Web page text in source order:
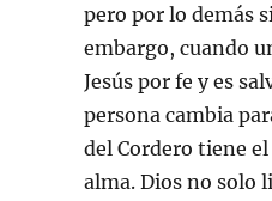
pero por lo demás
embargo, cuando
Jesús por fe y es
persona cambia
del Cordero tiene
alma. Dios no solo